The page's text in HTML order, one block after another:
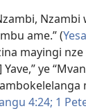
Nzambi
ame.” (
mayingi
ye
4:24; 1